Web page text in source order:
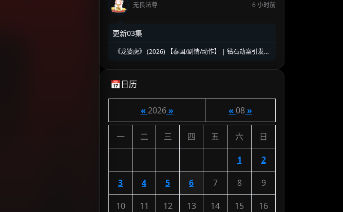
无良法尊 6 小时前
更新03集
《龙婆虎》 (2026) 【泰国/剧情/动作】 | 钻石劫案引发的
📅日历
« 2026» « 08»
一 二 三 四 五 六 日
1 2
3 4 5 6 7 8 9
10 11 12 13 14 15 16